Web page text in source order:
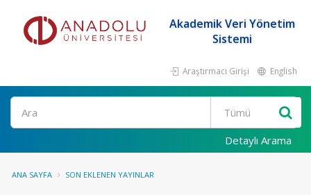
Akademik Veri Yönetim
Sistemi
Araştırmacı Girişi English
Ara
Detaylı Arama
ANA SAYFA SON EKLENEN YAYINLAR